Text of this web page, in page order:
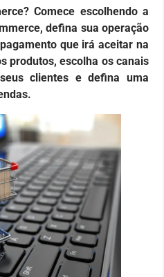
Comece escolhendo a
defina sua operação
que irá aceitar na
produtos, escolha os canais
clientes e defina uma